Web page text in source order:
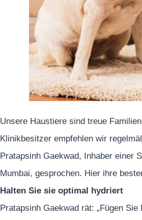
Unsere Haustiere sind treue
Klinikbesitzer empfehlen wir
Pratapsinh Gaekwad, Inhaber einer
Mumbai, gesprochen. Hier ihre
Halten Sie sie optimal hydriert
Pratapsinh Gaekwad rät: „Fügen